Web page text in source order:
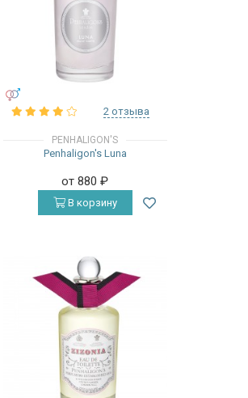
2 отзыва
PENHALIGON'S
Penhaligon's Luna
от 880₽
В корзину